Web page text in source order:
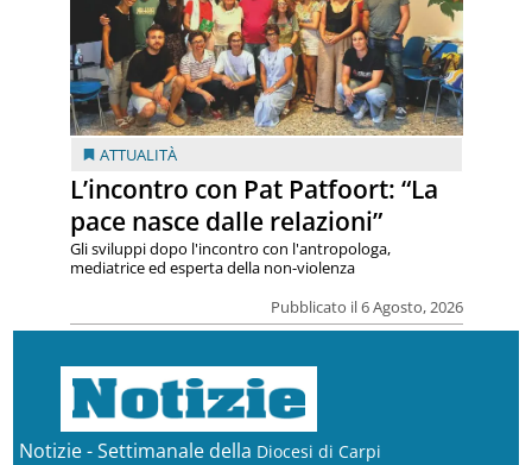
ATTUALITÀ
L’incontro con Pat Patfoort: “La
pace nasce dalle relazioni”
Pubblicato il 6 Agosto, 2026
Gli sviluppi dopo l'incontro con l'antropologa,
mediatrice ed esperta della non-violenza
Notizie - Settimanale della Diocesi di Carpi